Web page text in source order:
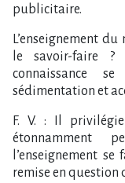
publicitaire.
L’enseignement
le savoir-faire ?
connaissance
sédimentation et
F. V. : Il
étonnamment
l’enseignement
remise en question